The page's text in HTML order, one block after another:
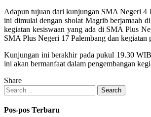
BUKIT
TINGGI
SUMBAR
Adapun tujuan dari kunjungan SMA Negeri 4
ini dimulai dengan sholat Magrib berjamaah
kegiatan kesiswaan yang ada di SMA Plus
SMA Plus Negeri 17 Palembang dan kegiatan
Kunjungan ini berakhir pada pukul 19.30
ini akan bermanfaat dalam pengembangan
Share
Search
Pos-pos Terbaru